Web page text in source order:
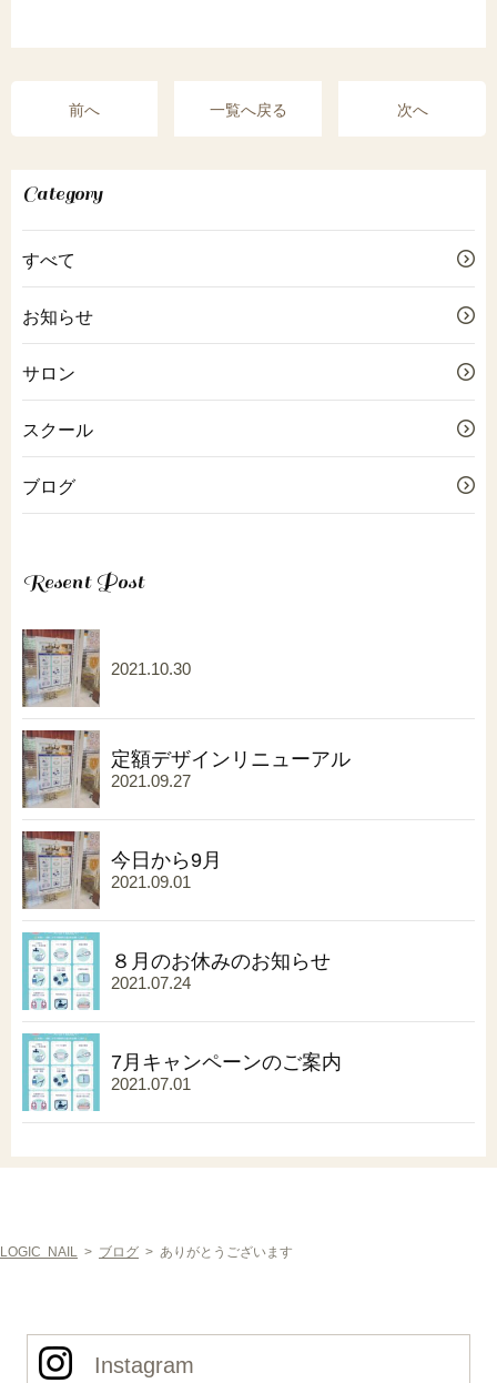
前へ 一覧へ戻る 次へ
Category
すべて
お知らせ
サロン
スクール
ブログ
Resent Post
2021.10.30
定額デザインリニューアル
2021.09.27
今日から9月
2021.09.01
８月のお休みのお知らせ
2021.07.24
7月キャンペーンのご案内
2021.07.01
LOGIC NAIL > ブログ > ありがとうございます
Instagram